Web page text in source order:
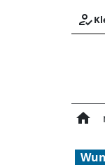
how_to_reg
home